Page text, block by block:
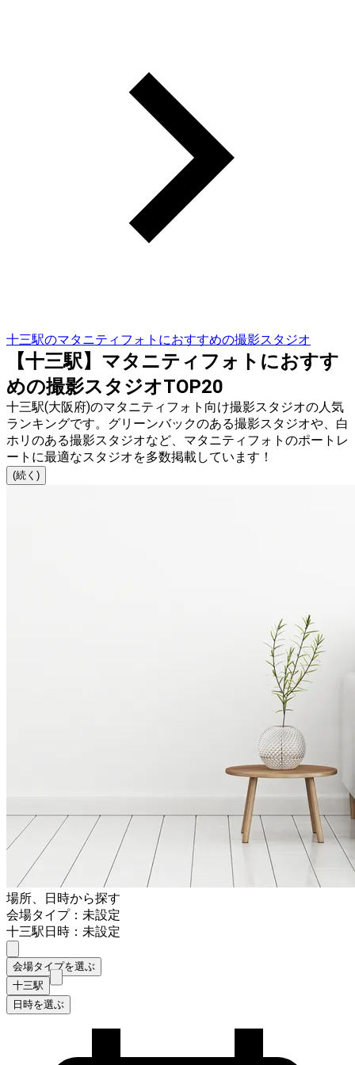
十三駅のマタニティフォトにおすすめの撮影スタジオ
【十三駅】マタニティフォトにおすす
めの撮影スタジオTOP20
十三駅(大阪府)のマタニティフォト向け撮影スタジオの人気
ランキングです。グリーンバックのある撮影スタジオや、白
ホリのある撮影スタジオなど、マタニティフォトのポートレ
ートに最適なスタジオを多数掲載しています！
(続く)
場所、日時から探す
会場タイプ：未設定
十三駅日時：未設定
会場タイプを選ぶ
十三駅
日時を選ぶ